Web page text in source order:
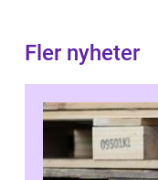
Fler nyheter